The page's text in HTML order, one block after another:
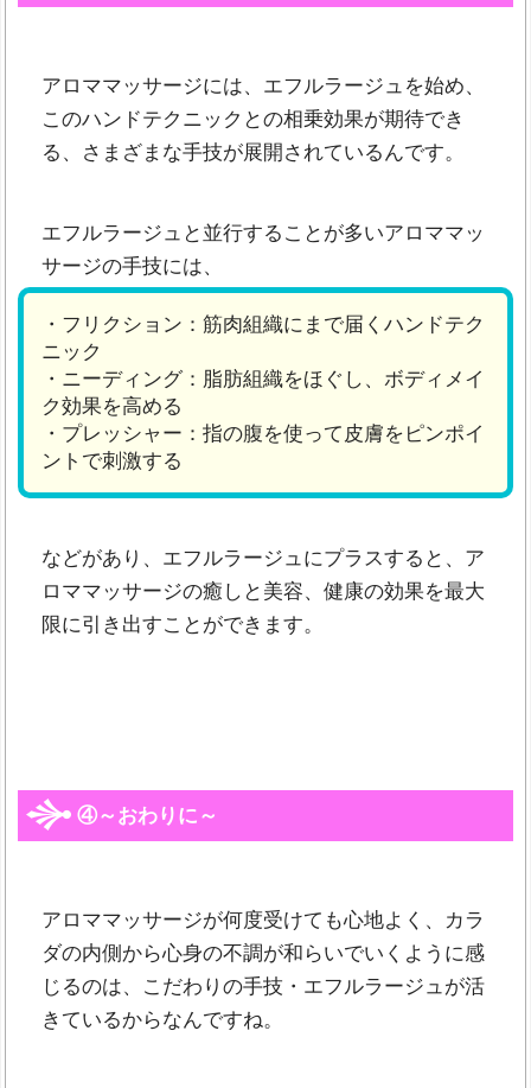
アロママッサージには、エフルラージュを始め、
このハンドテクニックとの相乗効果が期待でき
る、さまざまな手技が展開されているんです。
エフルラージュと並行することが多いアロママッ
サージの手技には、
・フリクション：筋肉組織にまで届くハンドテク
ニック
・ニーディング：脂肪組織をほぐし、ボディメイ
ク効果を高める
・プレッシャー：指の腹を使って皮膚をピンポイ
ントで刺激する
などがあり、エフルラージュにプラスすると、ア
ロママッサージの癒しと美容、健康の効果を最大
限に引き出すことができます。
④～おわりに～
アロママッサージが何度受けても心地よく、カラ
ダの内側から心身の不調が和らいでいくように感
じるのは、こだわりの手技・エフルラージュが活
きているからなんですね。